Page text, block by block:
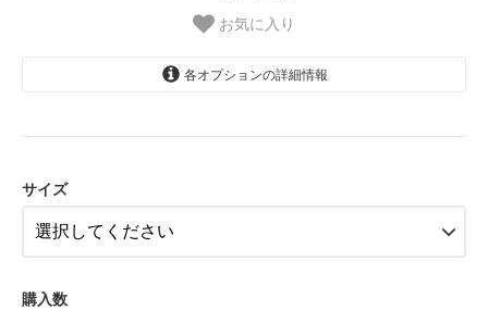
お気に入り
各オプションの詳細情報
サイズ
購入数